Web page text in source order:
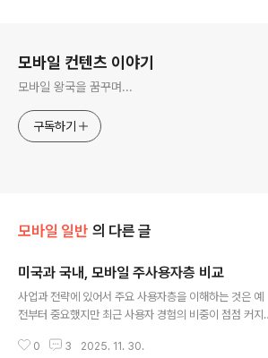
모바일 컨텐츠 이야기
모바일 왕국을 꿈꾸며...
구독하기
모바일 일반 의 다른 글
미국과 국내, 모바일 주사용자층 비교
사업과 전략에 있어서 주요 사용자층을 이해하는 것은 예
전부터 중요했지만 최근 사용자 경험의 비중이 점점 커지
당연하게도 시장의 성격과 지역 트렌드를 반영하여 조금씩
0 3 2025. 11. 30.